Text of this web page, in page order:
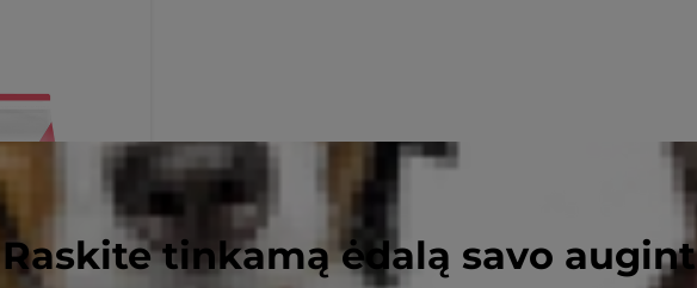
Raskite tinkamą ėdalą savo